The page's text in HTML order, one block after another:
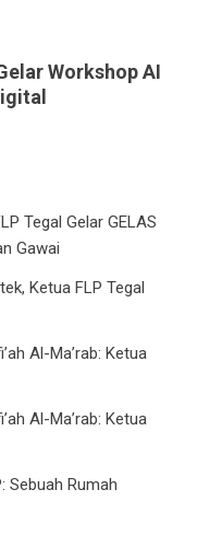
Workshop AI
Tegal Gelar GELAS
Gawai
Ketua FLP Tegal
Al-Ma’rab: Ketua
Al-Ma’rab: Ketua
Sebuah Rumah